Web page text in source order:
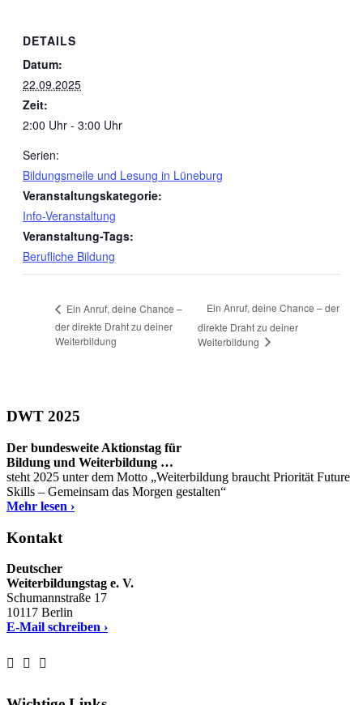
DETAILS
Datum:
22.09.2025
Zeit:
2:00 Uhr - 3:00 Uhr
Serien:
Bildungsmeile und Lesung in Lüneburg
Veranstaltungskategorie:
Info-Veranstaltung
Veranstaltung-Tags:
Berufliche Bildung
Ein Anruf, deine Chance –
der direkte Draht zu deiner
Weiterbildung
Ein Anruf, deine Chance – der
direkte Draht zu deiner
Weiterbildung
DWT 2025
Der bundesweite Aktionstag für
Bildung und Weiterbildung …
steht 2025 unter dem Motto „Weiterbildung braucht Priorität Future
Skills – Gemeinsam das Morgen gestalten“
Mehr lesen ›
Kontakt
Deutscher
Weiterbildungstag e. V.
Schumannstraße 17
10117 Berlin
E-Mail schreiben ›